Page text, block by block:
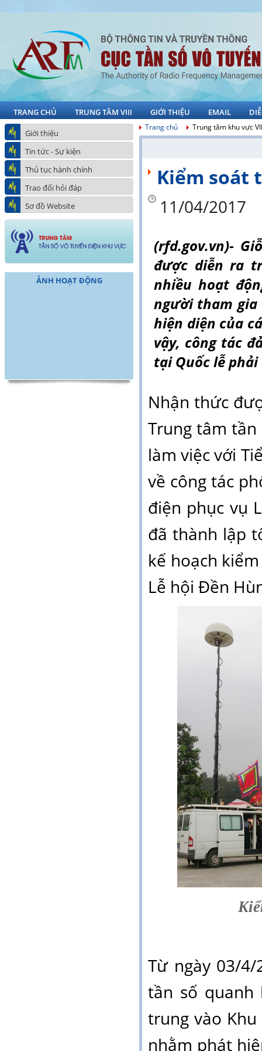
TRANG CHỦ TRUNG TÂM VIII GIỚI THIỆU EMAIL
Giới thiệu
Tin tức - Sự kiện
Thủ tục hành chính
Trao đổi hỏi đáp
Sơ đồ Website
ẢNH HOẠT ĐỘNG
Trang chủ Trung tâm khu vực
Kiểm soát
11/04/2017
(rfd.gov.vn)-
được diễn ra
nhiều hoạt
người tham gia
hiện diện của
vậy, công tác
tại Quốc lễ
Nhận thức
Trung tâm tần
làm việc với
về công tác
điện phục vụ
đã thành lập
kế hoạch
Lễ hội Đền
Từ ngày 03/
tần số quanh
trung vào
nhằm phát